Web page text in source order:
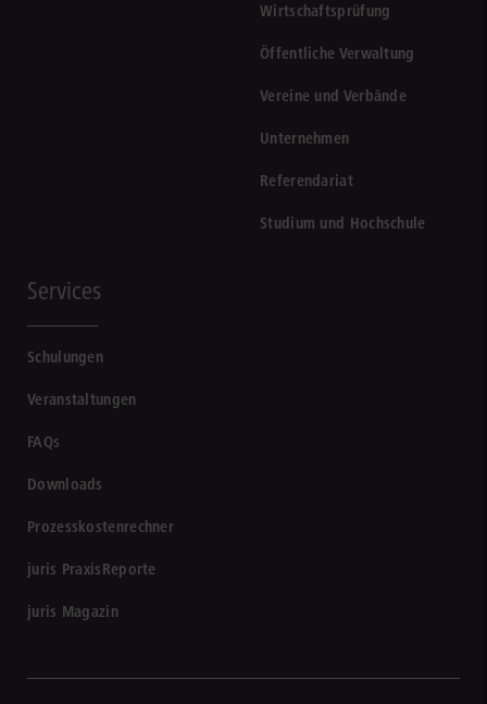
Wirtschaftsprüfung
Öffentliche Verwaltung
Vereine und Verbände
Unternehmen
Referendariat
Studium und Hochschule
Services
Schulungen
Veranstaltungen
FAQs
Downloads
Prozesskostenrechner
juris PraxisReporte
juris Magazin